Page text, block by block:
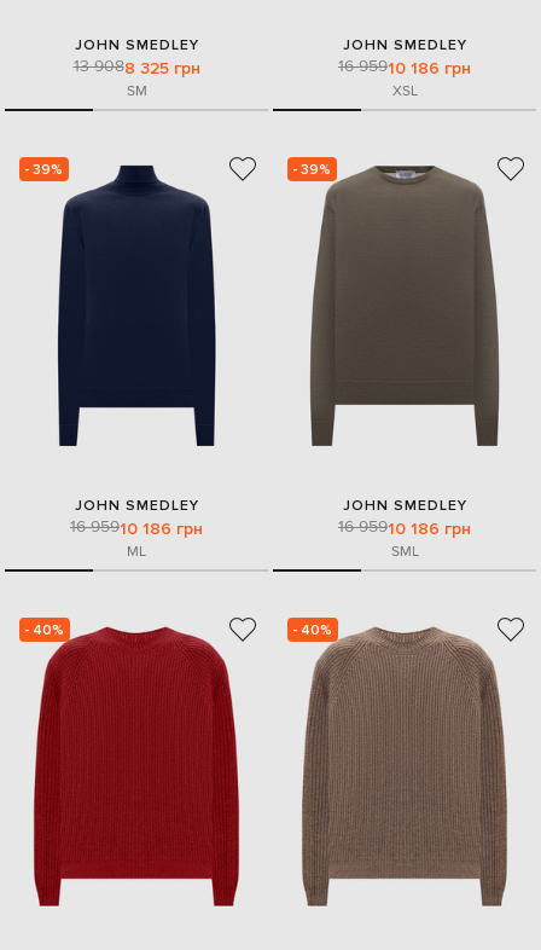
JOHN SMEDLEY
13 9088 325 грн
SM
JOHN SMEDLEY
16 95910 186 грн
XSL
- 39%
JOHN SMEDLEY
16 95910 186 грн
ML
- 39%
JOHN SMEDLEY
16 95910 186 грн
SML
- 40% - 40%